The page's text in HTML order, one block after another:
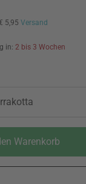
5,95 Versand
in: 2 bis 3 Wochen
Warenkorb